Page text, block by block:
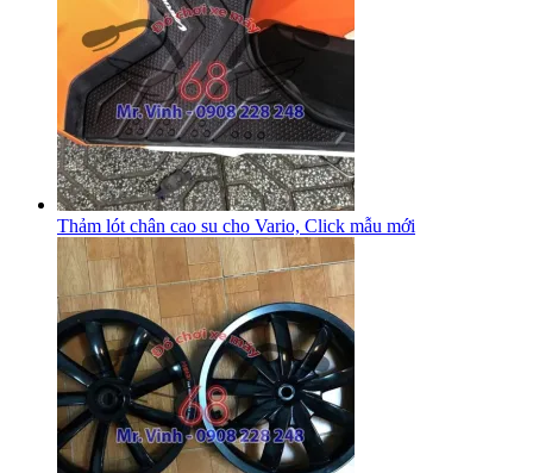
Thảm lót chân cao su cho Vario, Click mẫu mới